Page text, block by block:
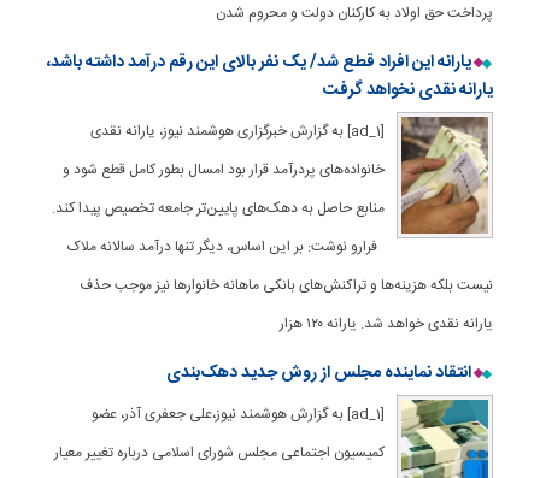
پرداخت حق اولاد به کارکنان دولت و محروم شدن
یارانه این افراد قطع شد/ یک نفر بالای این رقم درآمد داشته باشد،
یارانه نقدی نخواهد گرفت
[ad_1] به گزارش خبرگزاری هوشمند نیوز، یارانه‌ نقدی
خانواده‌های پردرآمد قرار بود امسال بطور کامل قطع شود و
منابع حاصل به دهک‌های پایین‌تر جامعه تخصیص پیدا کند.
فرارو نوشت: بر این اساس، دیگر تنها درآمد سالانه ملاک
نیست بلکه هزینه‌ها و تراکنش‌های بانکی ماهانه خانوارها نیز موجب حذف
یارانه نقدی خواهد شد. یارانه ۱۲۰ هزار
انتقاد نماینده مجلس از روش جدید دهک‌بندی
[ad_1] به گزارش هوشمند نیوز،علی جعفری آذر، عضو
کمیسیون اجتماعی مجلس شورای اسلامی درباره تغییر معیار